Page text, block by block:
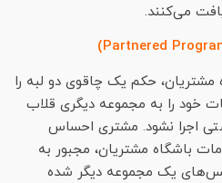
می‌کنند.
حکم یک چاقوی دو لبه را
خود را به مجموعه دیگری قلاب
اجرا نشود. مشتری احساس
باشگاه مشتریان، مجبور به
یک مجموعه دیگر شده